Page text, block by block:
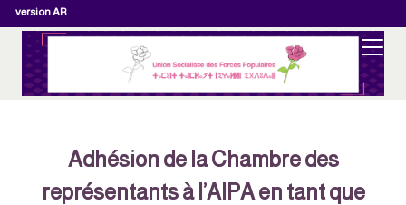
version AR
Adhésion de la Chambre des
représentants à l’AIPA en tant que